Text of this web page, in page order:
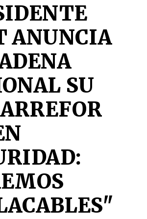
ANUNCIA
SU